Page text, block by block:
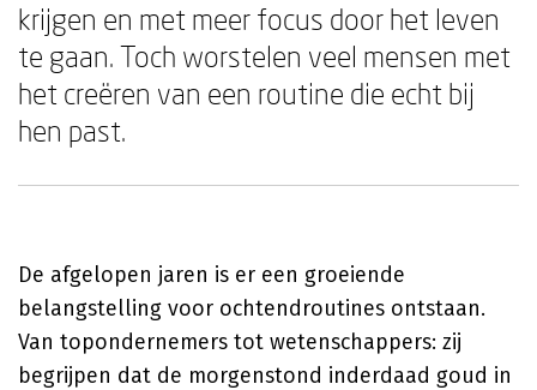
krijgen en met meer focus door het leven
te gaan. Toch worstelen veel mensen met
het creëren van een routine die echt bij
hen past.
De afgelopen jaren is er een groeiende
belangstelling voor ochtendroutines ontstaan.
Van topondernemers tot wetenschappers: zij
begrijpen dat de morgenstond inderdaad goud in